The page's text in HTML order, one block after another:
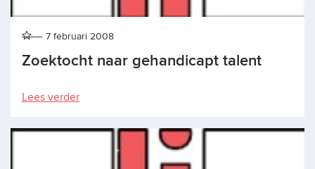
Zoektocht naar gehandicapt talent
7 februari 2008
Lees verder